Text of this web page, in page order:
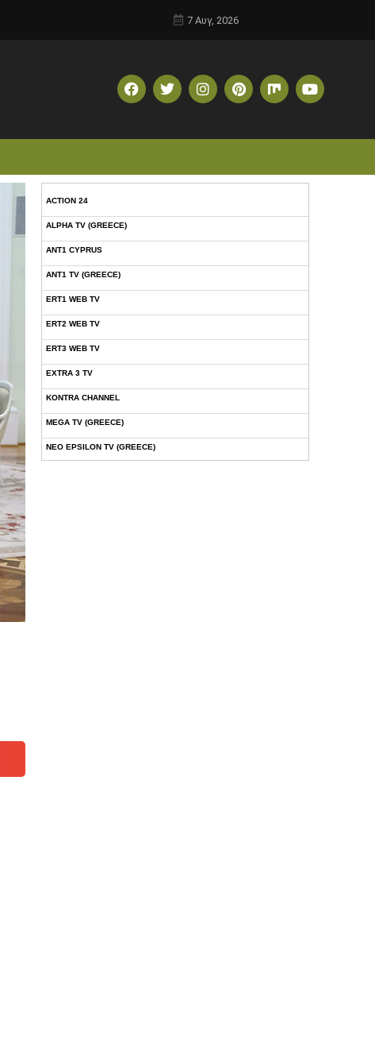
7 Αυγ, 2026
ACTION 24
ALPHA TV (GREECE)
ANT1 CYPRUS
ANT1 TV (GREECE)
ERT1 WEB TV
ERT2 WEB TV
ERT3 WEB TV
EXTRA 3 TV
KONTRA CHANNEL
MEGA TV (GREECE)
NEO EPSILON TV (GREECE)